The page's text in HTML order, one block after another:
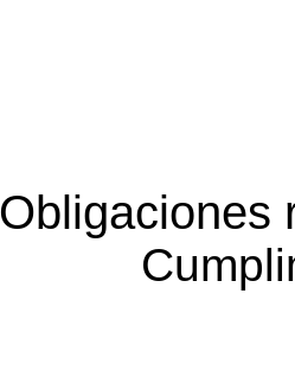
Obligaciones